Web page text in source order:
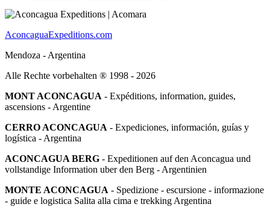
AconcaguaExpeditions.com
Mendoza - Argentina
Alle Rechte vorbehalten ® 1998 - 2026
MONT ACONCAGUA - Expéditions, information, guides,
ascensions - Argentine
CERRO ACONCAGUA - Expediciones, información, guías y
logística - Argentina
ACONCAGUA BERG - Expeditionen auf den Aconcagua und
vollstandige Information uber den Berg - Argentinien
MONTE ACONCAGUA - Spedizione - escursione - informazione
- guide e logistica Salita alla cima e trekking Argentina